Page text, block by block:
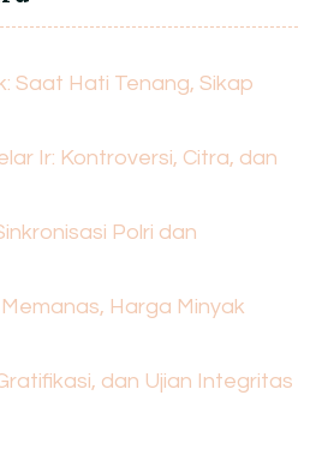
Saat Hati Tenang, Sikap
Ir: Kontroversi, Citra, dan
Polri dan
Harga Minyak
dan Ujian Integritas